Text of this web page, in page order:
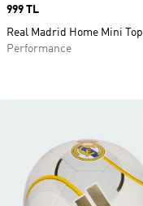
Price
999 TL
Real Madrid Home Mini Top
Performance